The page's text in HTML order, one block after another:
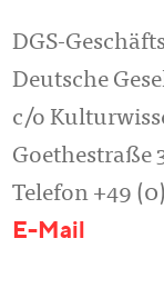
DGS-
Deutsche
c/o
Goethestraße
Telefon +49
E-Mail